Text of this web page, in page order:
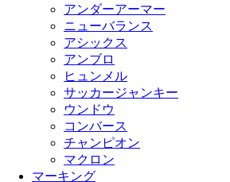
アンダーアーマー
ニューバランス
アシックス
アンブロ
ヒュンメル
サッカージャンキー
ウンドウ
コンバース
チャンピオン
マクロン
マーキング